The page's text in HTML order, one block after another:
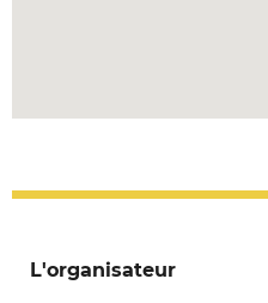
L'organisateur